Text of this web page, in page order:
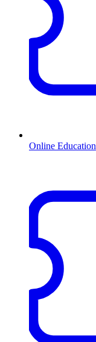
Online Education